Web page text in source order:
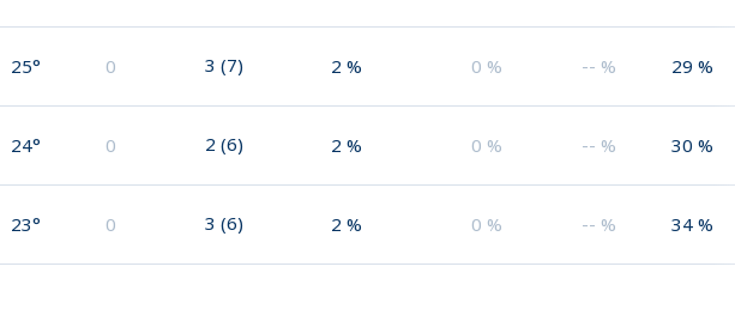
25° 0 3 (7) 2 % 0 % -- % 29 %
24° 0 2 (6) 2 % 0 % -- % 30 %
23° 0 3 (6) 2 % 0 % -- % 34 %